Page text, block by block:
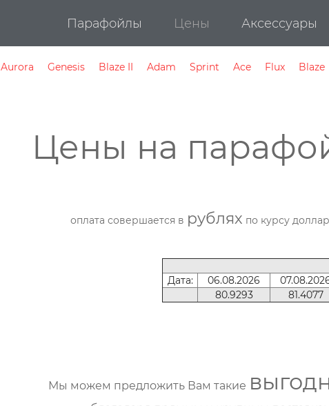
Парафойлы Цены Аксессуары
Aurora Genesis Blaze II Adam Sprint Ace Flux Blaze
Цены на
оплата совершается в рублях по курсу
Дата: 06.08.2026
80.9293
81.4077
Мы можем предложить Вам такие